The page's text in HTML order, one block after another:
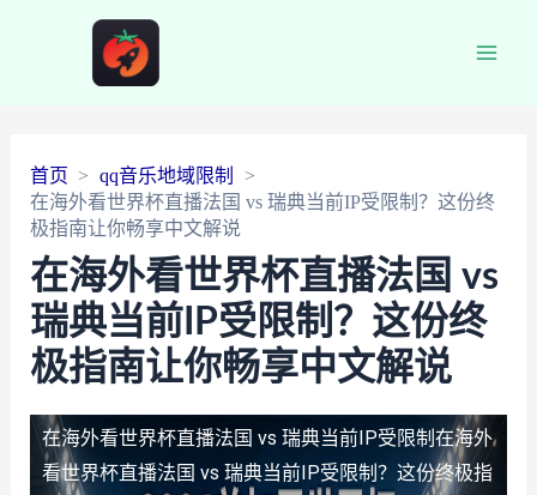
首页
qq音乐地域限制
在海外看世界杯直播法国 vs 瑞典当前IP受限制？这份终
极指南让你畅享中文解说
在海外看世界杯直播法国 vs
瑞典当前IP受限制？这份终
极指南让你畅享中文解说
在海外看世界杯直播法国 vs 瑞典当前IP受限制 在海外
看世界杯直播法国 vs 瑞典当前IP受限制？这份终极指